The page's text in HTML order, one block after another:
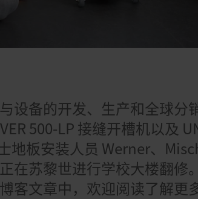
设备的开发、生产和全球分
500-LP 接缝开槽机以及
地板安装人员 Werner、
在苏黎世进行学校大楼翻修
客文章中，欢迎阅读了解更